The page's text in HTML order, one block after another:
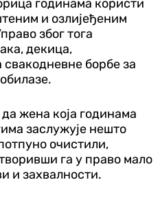
годинама користи
и озлијеђеним
због тога
декица,
борбе за
жена која годинама
заслужује нешто
очистили,
га у право мало
и захвалности.